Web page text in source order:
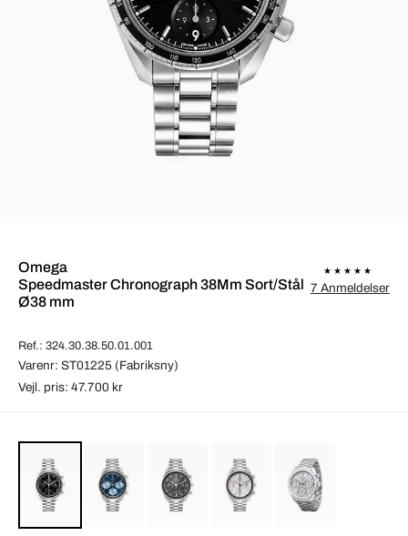
Omega
Speedmaster Chronograph 38Mm Sort/Stål
Ø38 mm
Ref.: 324.30.38.50.01.001
7 Anmeldelser
Varenr: ST01225 (Fabriksny)
Vejl. pris: 47.700 kr